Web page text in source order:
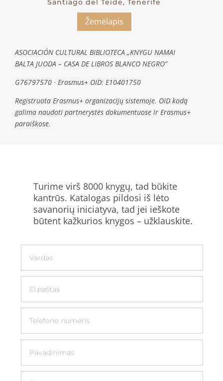
Santiago del Teide, Tenerife
Žemėlapis
ASOCIACIÓN CULTURAL BIBLIOTECA „KNYGU NAMAI
BALTA JUODA – CASA DE LIBROS BLANCO NEGRO”
G76797570 · Erasmus+ OID: E10401750
Registruota Erasmus+ organizacijų sistemoje. OID kodą
galima naudoti partnerystės dokumentuose ir Erasmus+
paraiškose.
Turime virš 8000 knygų, tad būkite
kantrūs. Katalogas pildosi iš lėto
savanorių iniciatyva, tad jei ieškote
būtent kažkurios knygos – užklauskite.